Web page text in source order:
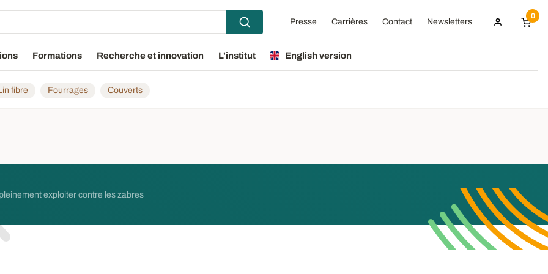
Presse Carrières Contact Newsletters
0
Formations Recherche et innovation L'institut English version
fibre Fourrages Couverts
exploiter contre les zabres